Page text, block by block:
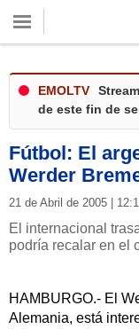
EMOLTV
de este fin de
Fútbol: El
Werder
21 de Abril de 2005 |
El internacional
podría recalar en el
HAMBURGO.- El
Alemania, está